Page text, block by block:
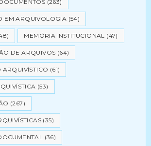
(263)
EM ARQUIVOLOGIA (54)
MEMÓRIA INSTITUCIONAL (47)
DE ARQUIVOS (64)
ARQUIVÍSTICO (61)
(53)
(267)
(35)
(36)